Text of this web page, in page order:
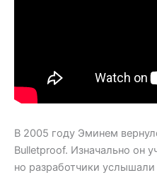
В 2005 году Эминем
Bulletproof. Изначально он
но разработчики